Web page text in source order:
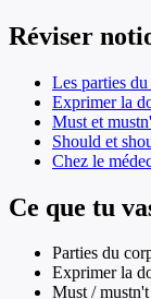
Réviser
Les parties
Exprimer la
Must et
Should et
Chez le
Ce que tu
Parties du
Exprimer la
Must /